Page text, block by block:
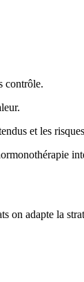
contrôle.
et les
on adapte la